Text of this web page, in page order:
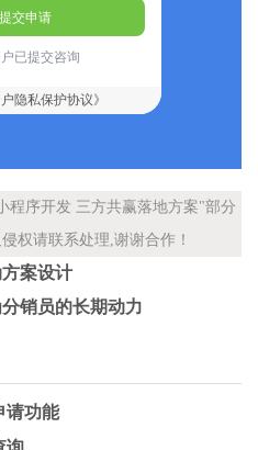
交申请
已提交咨询
隐私保护协议》
程序开发 三方共赢落地方案"部分
权请联系处理,谢谢合作！
案设计
销员的长期动力
请功能